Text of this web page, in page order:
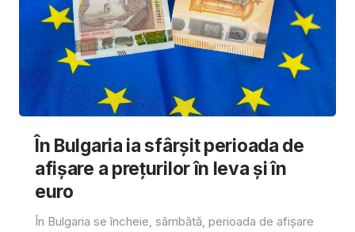
În Bulgaria ia sfârşit perioada de
afișare a prețurilor în ​​leva și în
euro
În Bulgaria se încheie, sâmbătă, perioada de afișare